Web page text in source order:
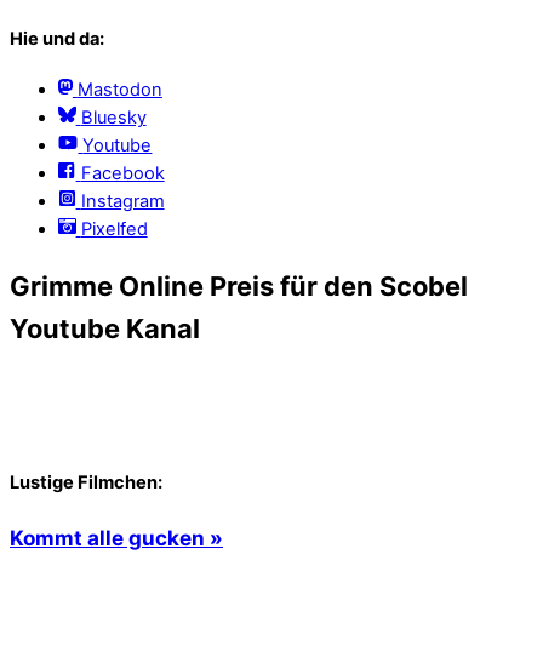
Hie und da:
Mastodon
Bluesky
Youtube
Facebook
Instagram
Pixelfed
Grimme Online Preis für den Scobel
Youtube Kanal
Lustige Filmchen:
Kommt alle gucken »